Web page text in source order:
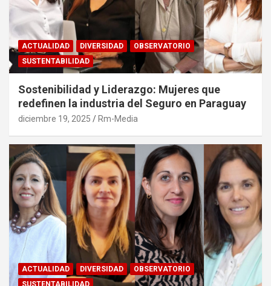
ACTUALIDAD DIVERSIDAD
OBSERVATORIO
SUSTENTABILIDAD
Sostenibilidad y Liderazgo: Mujeres que
redefinen la industria del Seguro en Paraguay
diciembre 19, 2025 Rm-Media
ACTUALIDAD DIVERSIDAD
OBSERVATORIO